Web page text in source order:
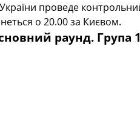
України проведе
о 20.00 за Києвом.
раунд. Група